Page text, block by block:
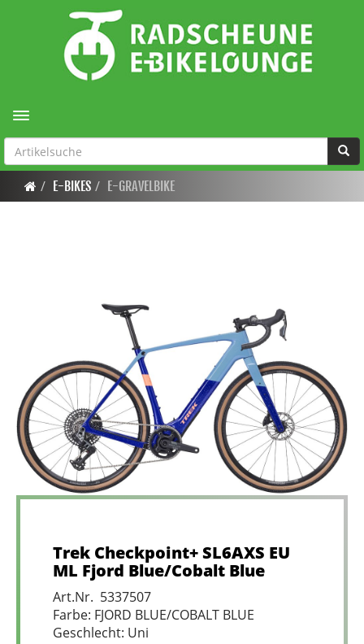
Toggle navigation
E-BIKES E-GRAVELBIKE
Trek Checkpoint+ SL6AXS EU
ML Fjord Blue/Cobalt Blue
Art.Nr. 5337507
Farbe: FJORD BLUE/COBALT BLUE
Geschlecht: Uni